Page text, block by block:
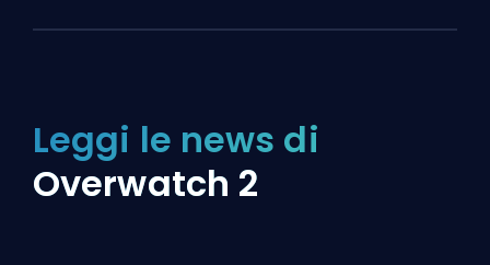
Leggi le news di
Overwatch 2